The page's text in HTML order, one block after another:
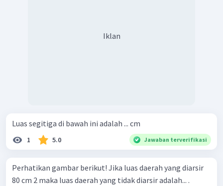
Iklan
Luas segitiga di bawah ini adalah ... cm
1 5.0 Jawaban terverifikasi
Perhatikan gambar berikut! Jika luas daerah yang diarsir
80 cm 2 maka luas daerah yang tidak diarsir adalah... .